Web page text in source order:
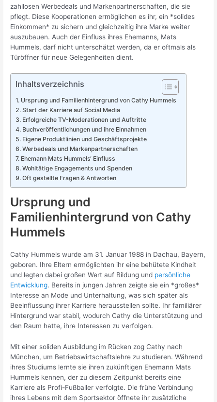
zahllosen Werbedeals und Markenpartnerschaften, die sie
pflegt. Diese Kooperationen ermöglichen es ihr, ein *solides
Einkommen* zu sichern und gleichzeitig ihre Marke weiter
auszubauen. Auch der Einfluss ihres Ehemanns, Mats
Hummels, darf nicht unterschätzt werden, da er oftmals als
Türöffner für neue Gelegenheiten dient.
Inhaltsverzeichnis
Ursprung und Familienhintergrund von Cathy Hummels
Start der Karriere auf Social Media
Erfolgreiche TV-Moderationen und Auftritte
Buchveröffentlichungen und ihre Einnahmen
Eigene Produktlinien und Geschäftsprojekte
Werbedeals und Markenpartnerschaften
Ehemann Mats Hummels‘ Einfluss
Wohltätige Engagements und Spenden
Oft gestellte Fragen & Antworten
Ursprung und
Familienhintergrund von Cathy
Hummels
Cathy Hummels wurde am 31. Januar 1988 in Dachau, Bayern,
geboren. Ihre Eltern ermöglichten ihr eine behütete Kindheit
und legten dabei großen Wert auf Bildung und persönliche
Entwicklung. Bereits in jungen Jahren zeigte sie ein *großes*
Interesse an Mode und Unterhaltung, was sich später als
Beeinflussung ihrer Karriere herausstellen sollte. Ihr familiärer
Hintergrund war stabil, wodurch Cathy die Unterstützung und
den Raum hatte, ihre Interessen zu verfolgen.
Mit einer soliden Ausbildung im Rücken zog Cathy nach
München, um Betriebswirtschaftslehre zu studieren. Während
ihres Studiums lernte sie ihren zukünftigen Ehemann Mats
Hummels kennen, der zu diesem Zeitpunkt bereits eine
Karriere als Profi-Fußballer verfolgte. Die frühe Verbindung
ihres Lebens mit dem Sportsektor öffnete ihr zusätzliche